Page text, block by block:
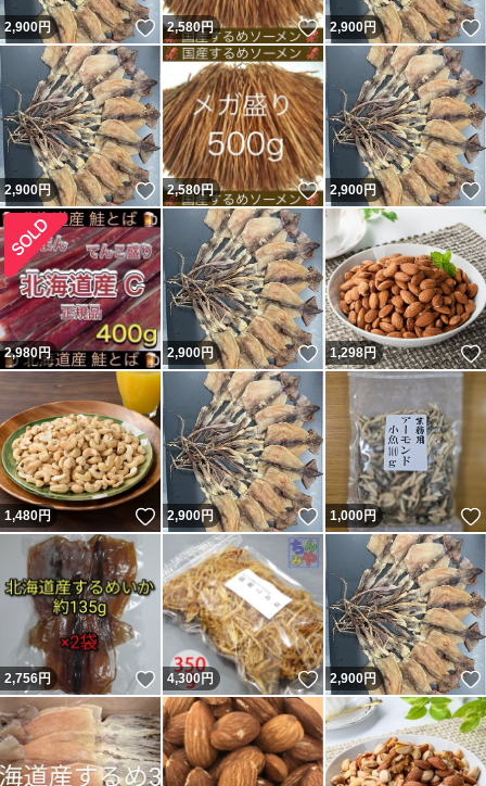
2,900円 いいね！
2,580円 いいね！
2,900円
2,900円 いいね！
2,580円 いいね！
2,900円
2,980円 2,900円 いいね！
1,298円
1,480円 いいね！
2,900円 いいね！
1,000円
2,756円 いいね！
4,300円 いいね！
2,900円